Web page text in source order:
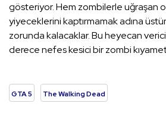
gösteriyor. Hem zombilerle uğraşan
yiyeceklerini kaptırmamak adına
zorunda kalacaklar. Bu heyecan
derece nefes kesici bir zombi
GTA 5 The Walking Dead